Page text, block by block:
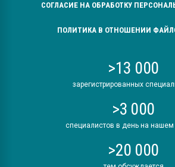
СОГЛАСИЕ НА ОБРАБОТКУ
ПОЛИТИКА В ОТНОШЕНИИ
>13 000
зарегистрированных
>3 000
специалистов в день на
>20 000